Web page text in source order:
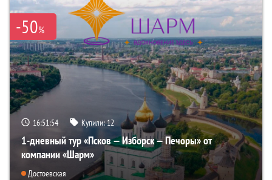
-50%
16:51:52 Купили:12
1-дневный тур «Псков — Изборск — Печоры» от
компании «Шарм»
Достоевская